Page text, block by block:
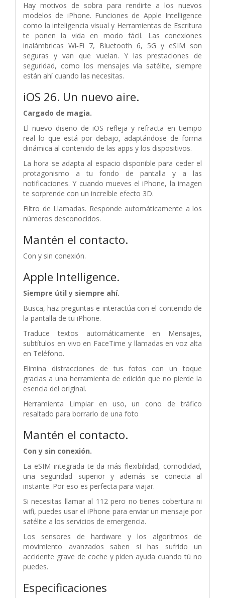
Hay motivos de sobra para rendirte a los nuevos
modelos de iPhone. Funciones de Apple Intelligence
como la inteligencia visual y Herramientas de Escritura
te ponen la vida en modo fácil. Las conexiones
inalámbricas Wi‑Fi 7, Bluetooth 6, 5G y eSIM son
seguras y van que vuelan. Y las prestaciones de
seguridad, como los mensajes vía satélite, siempre
están ahí cuando las necesitas.
iOS 26. Un nuevo aire.
Cargado de magia.
El nuevo diseño de iOS refleja y refracta en tiempo
real lo que está por debajo, adaptándose de forma
dinámica al contenido de las apps y los dispositivos.
La hora se adapta al espacio disponible para ceder el
protagonismo a tu fondo de pantalla y a las
notificaciones. Y cuando mueves el iPhone, la imagen
te sorprende con un increíble efecto 3D.
Filtro de Llamadas. Responde automáticamente a los
números desconocidos.
Mantén el contacto.
Con y sin conexión.
Apple Intelligence.
Siempre útil y siempre ahí.
Busca, haz preguntas e interactúa con el contenido de
la pantalla de tu iPhone.
Traduce textos automáticamente en Mensajes,
subtítulos en vivo en FaceTime y llamadas en voz alta
en Teléfono.
Elimina distracciones de tus fotos con un toque
gracias a una herramienta de edición que no pierde la
esencia del original.
Herramienta Limpiar en uso, un cono de tráfico
resaltado para borrarlo de una foto
Mantén el contacto.
Con y sin conexión.
La eSIM integrada te da más flexibilidad, comodidad,
una seguridad superior y además se conecta al
instante. Por eso es perfecta para viajar.
Si necesitas llamar al 112 pero no tienes cobertura ni
wifi, puedes usar el iPhone para enviar un mensaje por
satélite a los servicios de emergencia.
Los sensores de hardware y los algoritmos de
movimiento avanzados saben si has sufrido un
accidente grave de coche y piden ayuda cuando tú no
puedes.
Especificaciones